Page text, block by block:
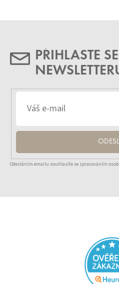
PŘIHLASTE
Odesláním emailu souhlasíte se zpracováním